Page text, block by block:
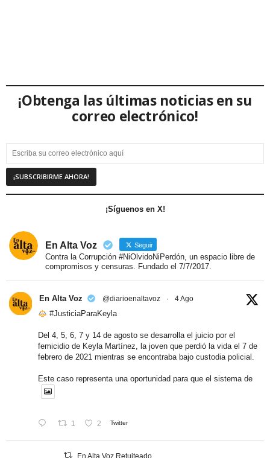
¡Obtenga las últimas noticias en su
correo electrónico!
¡Síguenos en X!
En Alta Voz Seguir
Contra la Corrupción #NiOlvidoNiPerdón, un espacio libre de
compromisos y censuras. Fundado el 7/7/2017.
En Alta Voz @diarioenaltavoz · 4 Ago
#JusticiaParaKeyla
Del 4, 5, 6, 7 y 14 de agosto se desarrolla el juicio por el
femicidio de Keyla Martínez, la joven que perdió la vida el 7 de
febrero de 2021 mientras se encontraba bajo custodia policial.
Este caso representa una oportunidad para que el sistema de
1 2 Twitter
En Alta Voz Retuiteado